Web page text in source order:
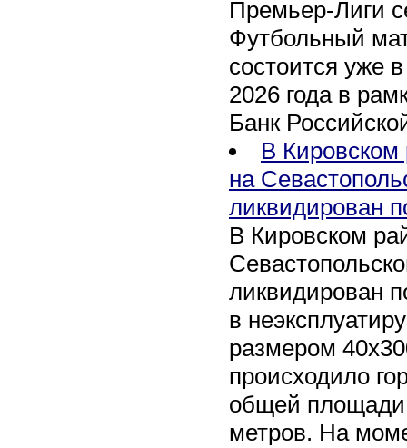
Премьер-Лиги
Футбольный
состоится уже
2026 года в
Банк
В Кировском
на
ликвидирован
В Кировском
ликвидирован
в
размером
происходило
общей площади
метров. На